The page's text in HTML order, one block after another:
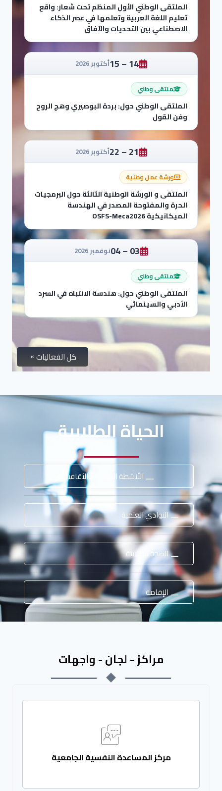
الملتقى الوطني الأول المنظم تحت شعار: واقع
تعليم اللغة العربية وتعلمها في عصر الذكاء
الاصطناعي بين التحديات والآفاق
14 – 15 أكتوبر 2026
ملتقى وطني
الملتقى الوطني حول: بردة البوصيري وهج الروح
وفن القول
21 – 22 أكتوبر 2026
ورشة عمل وطنية
الملتقى و الورشة الوطنية الثالثة حول البرمجيات
الحرة والمفتوحة المصدر في الهندسة
الميكانيكية OSFS-Meca2026
03 – 04 نوفمبر 2026
ملتقى وطني
الملتقى الوطني حول: هندسة الانتباه في السرد
الأدبي والسينمائي
كل الفعاليات
الحياة الطلابية
الأنشطة الرياضية والثقافية
النوادي العلمية
الصحة الطلابية
الإقامة
مراكز - لجان - واجهات
مركز المساعدة النفسية الجامعية